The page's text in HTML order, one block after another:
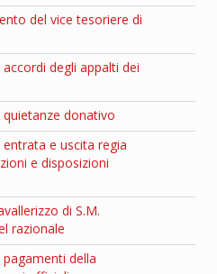
del vice tesoriere di
accordi degli appalti dei
quietanze donativo
entrata e uscita regia
e disposizioni
di S.M.
razionale
pagamenti della